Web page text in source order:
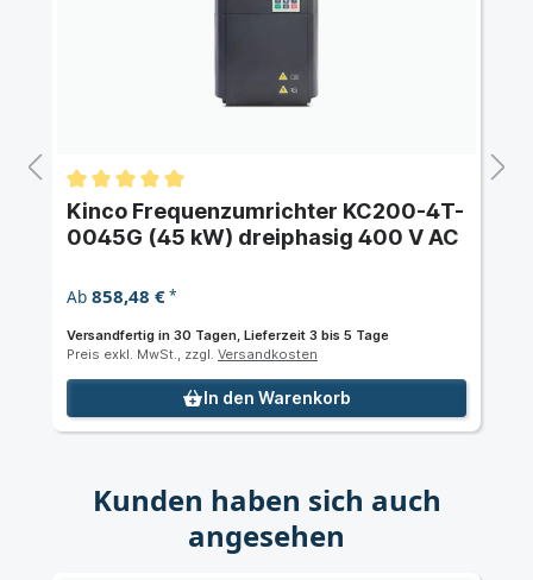
Kinco Frequenzumrichter KC200-4T-
0045G (45 kW) dreiphasig 400 V AC
Ab 858,48 €*
Versandfertig in 30 Tagen, Lieferzeit 3 bis 5 Tage
Preis exkl. MwSt., zzgl. Versandkosten
In den Warenkorb
Kunden haben sich auch
angesehen